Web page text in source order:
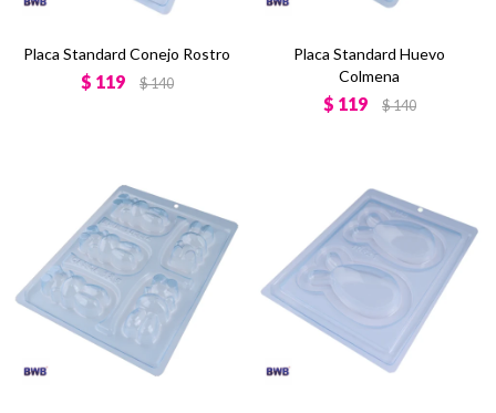
Placa Standard Conejo Rostro
$ 119 $140
Placa Standard Huevo
Colmena
$ 119 $140